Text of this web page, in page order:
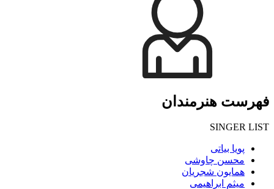
فهرست هنرمندان
SINGER LIST
پویا بیاتی
محسن چاوشی
همایون شجریان
میثم ابراهیمی